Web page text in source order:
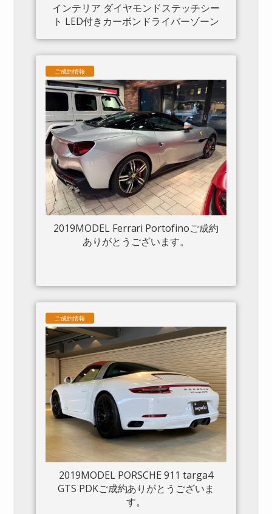
インテリア ダイヤモンドステッチシー
ト LED付きカーボンドライバーゾーン
ご成約情報
2019MODEL Ferrari Portofinoご成約
ありがとうございます。
ご成約情報
2019MODEL PORSCHE 911 targa4
GTS PDKご成約ありがとうございま
す。